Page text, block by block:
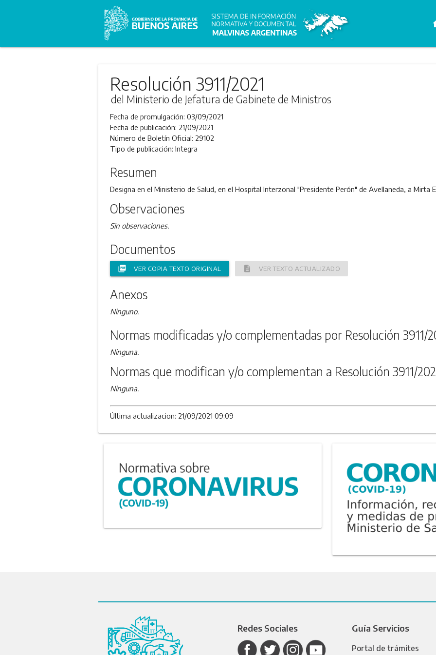
Resolución 3911/2021
del Ministerio de Jefatura de Gabinete de Ministros
Fecha de promulgación: 03/09/2021
Fecha de publicación: 21/09/2021
Número de Boletín Oficial: 29102
Tipo de publicación: Integra
Resumen
Designa en el Ministerio de Salud, en el Hospital Interzonal "Presidente Perón" de Avellaneda, a Mirta
Observaciones
Sin observaciones.
Documentos
picture_as_pdf VER COPIA TEXTO ORIGINAL description VER TEXTO ACTUALIZADO
Anexos
Ninguno.
Normas modificadas y/o complementadas por Resolución 3911/
Ninguna.
Normas que modifican y/o complementan a Resolución 3911/
Ninguna.
Última actualizacion: 21/09/2021 09:09
Redes Sociales Guía Servicios
Portal de trámites